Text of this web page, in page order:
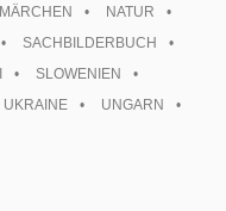
MÄRCHEN
NATUR
SACHBILDERBUCH
SLOWENIEN
UKRAINE
UNGARN